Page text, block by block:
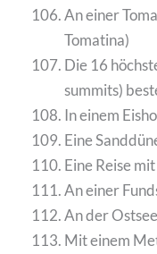
An einer
Tomatina)
Die 16
summits)
In einem
Eine
Eine Reise
An einer
An der
Mit einem